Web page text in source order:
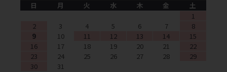
日
月 火 水 木 金
土
1
2
3 4 5 6 7
8
9
10 11 12 13 14
15
16
17 18 19 20 21
22
23
24 25 26 27 28
29
30
31